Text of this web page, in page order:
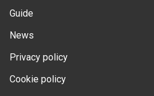
Guide
News
Privacy policy
Cookie policy